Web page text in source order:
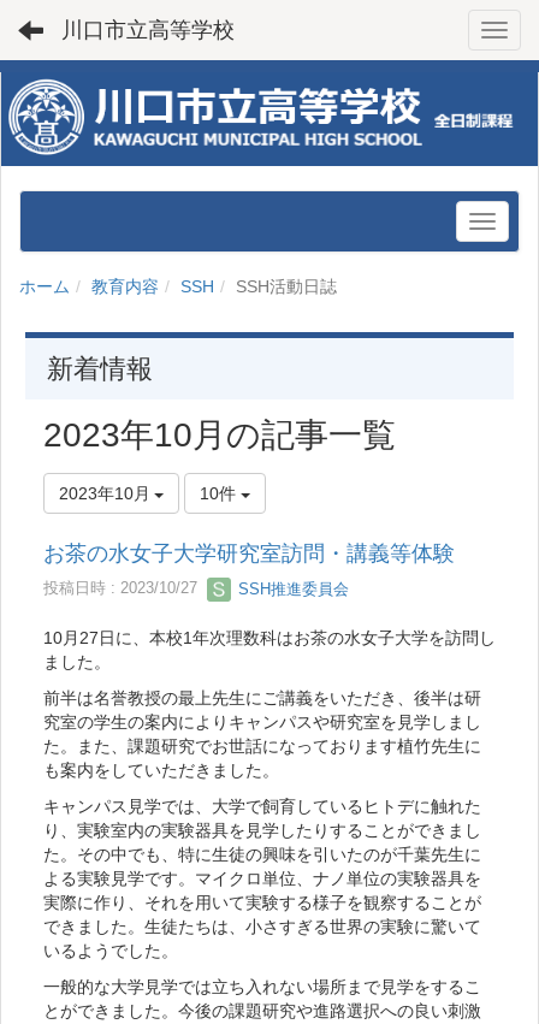
川口市立高等学校
ホーム 教育内容 SSH SSH活動日誌
新着情報
2023年10月の記事一覧
2023年10月 10件
お茶の水女子大学研究室訪問・講義等体験
投稿日時 : 2023/10/27 SSH推進委員会
10月27日に、本校1年次理数科はお茶の水女子大学を訪問し
ました。
前半は名誉教授の最上先生にご講義をいただき、後半は研
究室の学生の案内によりキャンパスや研究室を見学しまし
た。また、課題研究でお世話になっております植竹先生に
も案内をしていただきました。
キャンパス見学では、大学で飼育しているヒトデに触れた
り、実験室内の実験器具を見学したりすることができまし
た。その中でも、特に生徒の興味を引いたのが千葉先生に
よる実験見学です。マイクロ単位、ナノ単位の実験器具を
実際に作り、それを用いて実験する様子を観察することが
できました。生徒たちは、小さすぎる世界の実験に驚いて
いるようでした。
一般的な大学見学では立ち入れない場所まで見学をするこ
とができました。今後の課題研究や進路選択への良い刺激